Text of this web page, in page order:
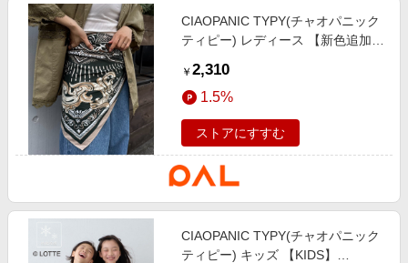
CIAOPANIC TYPY(チャオパニック
ティピー) レディース 【新色追加】
リーン
￥ 2,310
1.5%
ストアにすすむ
CIAOPANIC TYPY(チャオパニック
ティピー) キッズ 【KIDS】